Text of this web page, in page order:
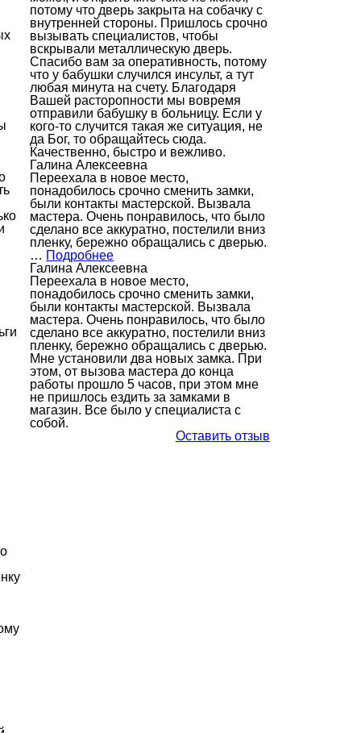
потому что дверь закрыта на собачку с
внутренней стороны. Пришлось срочно
вызывать специалистов, чтобы
вскрывали металлическую дверь.
Спасибо вам за оперативность, потому
что у бабушки случился инсульт, а тут
любая минута на счету. Благодаря
Вашей расторопности мы вовремя
отправили бабушку в больницу. Если у
кого-то случится такая же ситуация, не
да Бог, то обращайтесь сюда.
Качественно, быстро и вежливо.
Галина Алексеевна
Переехала в новое место,
понадобилось срочно сменить замки,
были контакты мастерской. Вызвала
мастера. Очень понравилось, что было
сделано все аккуратно, постелили вниз
пленку, бережно обращались с дверью.
… Подробнее
Галина Алексеевна
Переехала в новое место,
понадобилось срочно сменить замки,
были контакты мастерской. Вызвала
мастера. Очень понравилось, что было
сделано все аккуратно, постелили вниз
пленку, бережно обращались с дверью.
Мне установили два новых замка. При
этом, от вызова мастера до конца
работы прошло 5 часов, при этом мне
не пришлось ездить за замками в
магазин. Все было у специалиста с
собой.
Оставить отзыв